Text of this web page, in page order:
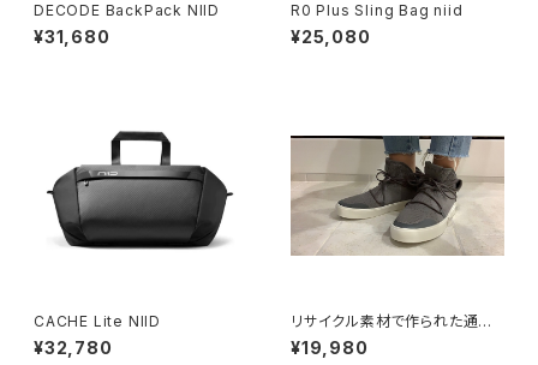
DECODE BackPack NIID
¥31,680
R0 Plus Sling Bag niid
¥25,080
CACHE Lite NIID
¥32,780
リサイクル素材で作られた通気
性のある防水スニーカー【VIA】
¥19,980